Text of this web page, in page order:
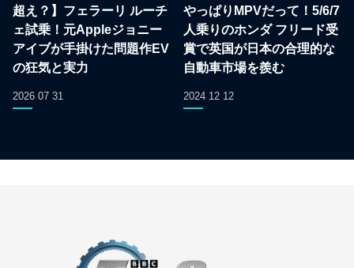
超え？】フェラーリ ルーチ
ェ試乗！元Appleジョニー
アイブが手掛けた問題作EV
の狂気と実力
2026 07 31
やっぱりMPVだって！5/6/7
人乗りのホンダ フリード受
賞で英国が日本の合理的な
自動車市場を羨む
2024 12 12